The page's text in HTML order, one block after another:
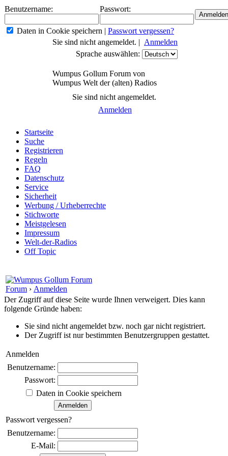
Benutzername: Passwort:
Daten in Cookie speichern | Passwort vergessen?
Sie sind nicht angemeldet. | Anmelden
Sprache auswählen:
Wumpus Gollum Forum von
Wumpus Welt der (alten) Radios
Sie sind nicht angemeldet.
Anmelden
Startseite
Suche
Registrieren
Regeln
FAQ
Datenschutz
Service
Sicherheit
Werbung / Urheberrechte
Stichworte
Meistgelesen
Impressum
Welt-der-Radios
Off Topic
Forum › Anmelden
Der Zugriff auf diese Seite wurde Ihnen verweigert. Dies kann
folgende Gründe haben:
Sie sind nicht angemeldet bzw. noch gar nicht registriert.
Der Zugriff ist nur bestimmten Benutzergruppen gestattet.
Anmelden
Benutzername:
Passwort:
Daten in Cookie speichern
Passwort vergessen?
Benutzername:
E-Mail: